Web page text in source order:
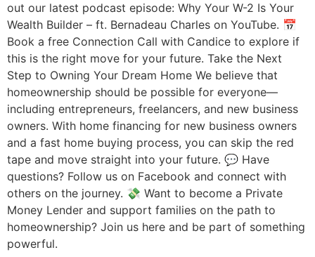
out our latest podcast episode: Why Your W-2 Is Your
Wealth Builder – ft. Bernadeau Charles on YouTube. 📅
Book a free Connection Call with Candice to explore if
this is the right move for your future. Take the Next
Step to Owning Your Dream Home We believe that
homeownership should be possible for everyone—
including entrepreneurs, freelancers, and new business
owners. With home financing for new business owners
and a fast home buying process, you can skip the red
tape and move straight into your future. 💬 Have
questions? Follow us on Facebook and connect with
others on the journey. 💸 Want to become a Private
Money Lender and support families on the path to
homeownership? Join us here and be part of something
powerful.